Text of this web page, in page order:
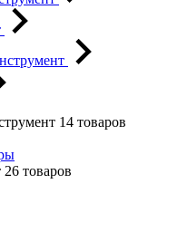
14 товаров
26 товаров